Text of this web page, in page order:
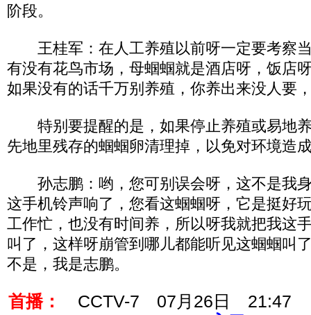
阶段。
王桂军：在人工养殖以前呀一定要考察
有没有花鸟市场，母蝈蝈就是酒店呀，饭店
如果没有的话千万别养殖，你养出来没人要
特别要提醒的是，如果停止养殖或易地
先地里残存的蝈蝈卵清理掉，以免对环境造
孙志鹏：哟，您可别误会呀，这不是我
这手机铃声响了，您看这蝈蝈呀，它是挺好
工作忙，也没有时间养，所以呀我就把我这
叫了，这样呀崩管到哪儿都能听见这蝈蝈叫
不是，我是志鹏。
首播：
CCTV-7 07月26日 21:47